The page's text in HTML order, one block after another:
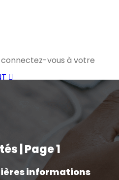
connectez-vous à votre
| Page 1
informations